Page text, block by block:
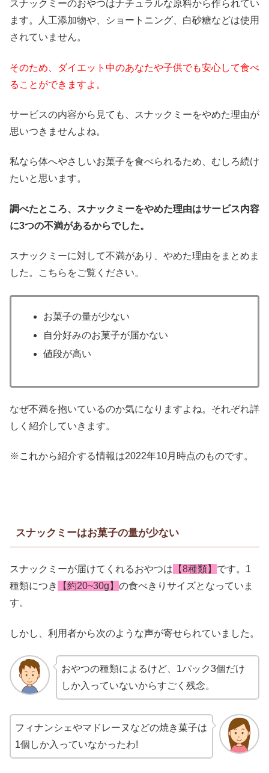
スナックミーのおやつはナチュラルな原料から作られてい
ます。人工添加物や、ショートニング、白砂糖などは使用
されていません。
そのため、ダイエット中のあなたや子供でも安心して食べ
ることができますよ。
サービスの内容から見ても、スナックミーをやめた理由が
思いつきませんよね。
私なら体へやさしいお菓子を食べられるため、むしろ続け
たいと思います。
調べたところ、スナックミーをやめた理由はサービス内容
に3つの不満があるからでした。
スナックミーに対して不満があり、やめた理由をまとめま
した。こちらをご覧ください。
お菓子の量が少ない
自分好みのお菓子が届かない
値段が高い
なぜ不満を抱いているのか気になりますよね。それぞれ詳
しく紹介していきます。
※これから紹介する情報は2022年10月時点のものです。
スナックミーはお菓子の量が少ない
スナックミーが届けてくれるおやつは 【8種類】 です。1
種類につき
【約20~30g】 の食べきりサイズとなっていま
す。
しかし、利用者から次のような声が寄せられていました。
おやつの種類によるけど、1パック3個だけ
しか入っていないからすごく残念。
フィナンシェやマドレーヌなどの焼き菓子は
1個しか入っていなかったわ!